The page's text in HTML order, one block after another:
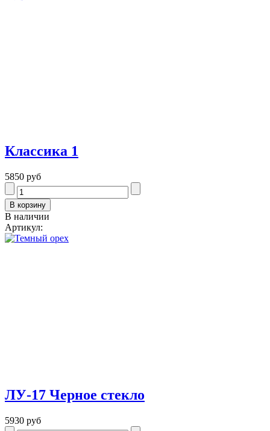
Классика 1
5850 руб
В наличии
Артикул:
ЛУ-17 Черное стекло
5930 руб